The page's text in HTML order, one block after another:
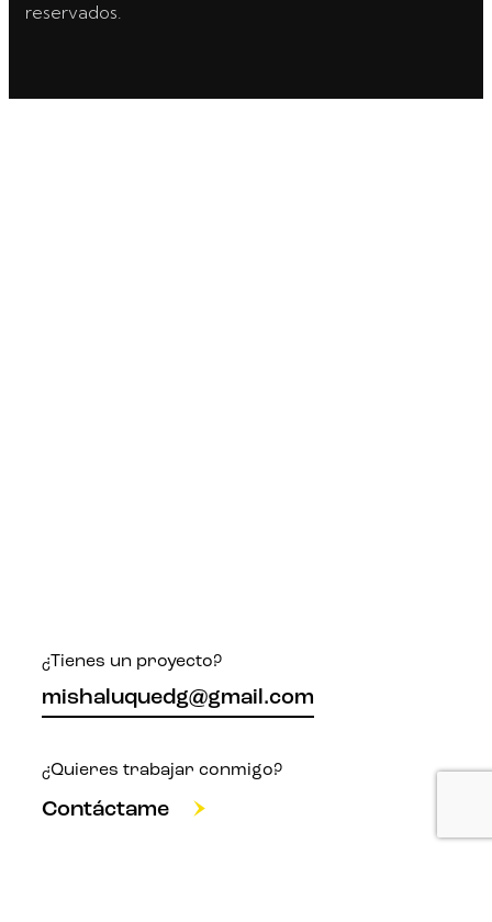
reservados.
¿Tienes un proyecto?
mishaluquedg@gmail.com
¿Quieres trabajar conmigo?
Contáctame